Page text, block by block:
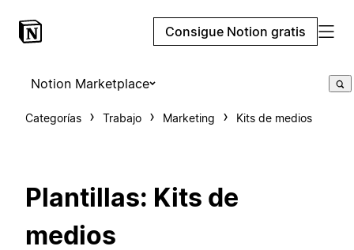
Consigue Notion gratis
Notion Marketplace
Categorías Trabajo Marketing Kits de medios
Plantillas: Kits de
medios